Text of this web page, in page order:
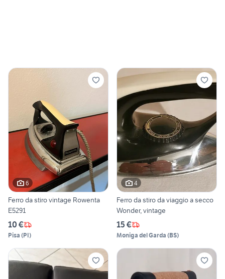
6
Ferro da stiro vintage Rowenta
E5291
10 €
Pisa (PI)
4
Ferro da stiro da viaggio a secco
Wonder, vintage
15 €
Moniga del Garda (BS)